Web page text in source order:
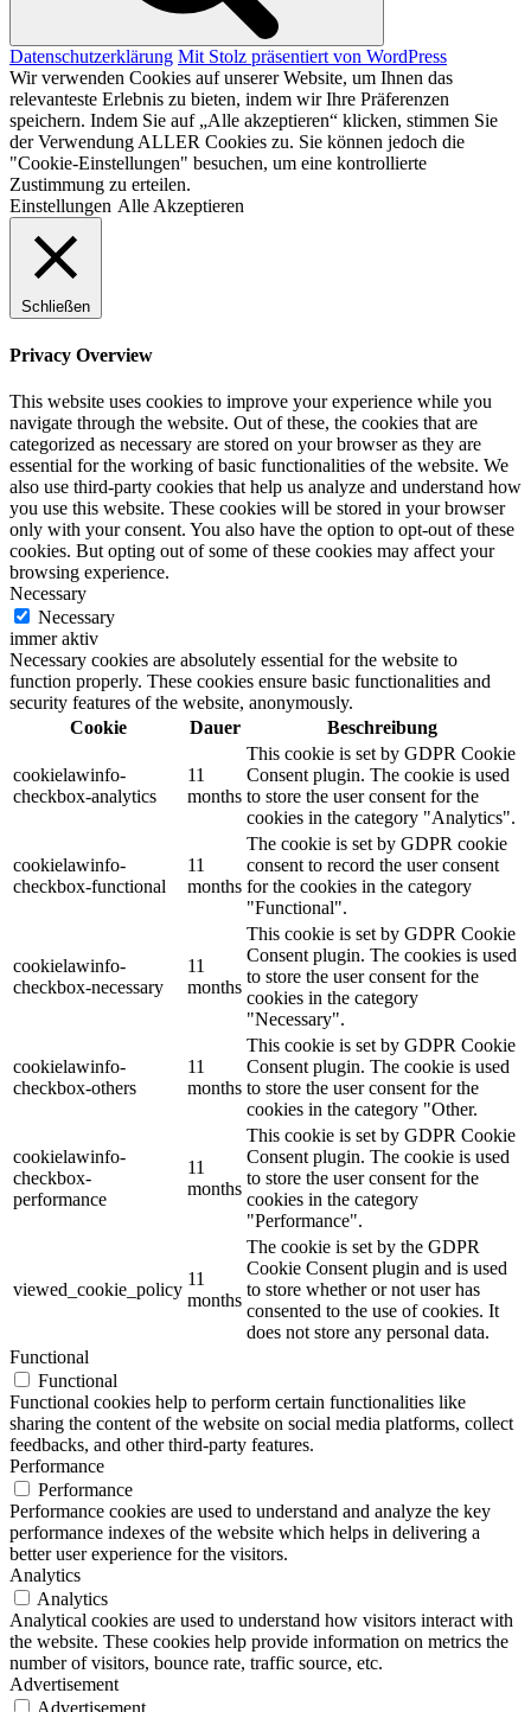
Datenschutzerklärung Mit Stolz präsentiert von WordPress
Wir verwenden Cookies auf unserer Website, um Ihnen das
relevanteste Erlebnis zu bieten, indem wir Ihre Präferenzen
speichern. Indem Sie auf „Alle akzeptieren“ klicken, stimmen Sie
der Verwendung ALLER Cookies zu. Sie können jedoch die
"Cookie-Einstellungen" besuchen, um eine kontrollierte
Zustimmung zu erteilen.
Einstellungen Alle Akzeptieren
Schließen
Privacy Overview
This website uses cookies to improve your experience while you
navigate through the website. Out of these, the cookies that are
categorized as necessary are stored on your browser as they are
essential for the working of basic functionalities of the website. We
also use third-party cookies that help us analyze and understand how
you use this website. These cookies will be stored in your browser
only with your consent. You also have the option to opt-out of these
cookies. But opting out of some of these cookies may affect your
browsing experience.
Necessary
Necessary
immer aktiv
Necessary cookies are absolutely essential for the website to
function properly. These cookies ensure basic functionalities and
security features of the website, anonymously.
Cookie
Dauer Beschreibung
cookielawinfo-
checkbox-analytics
11
months
This cookie is set by GDPR Cookie
Consent plugin. The cookie is used
to store the user consent for the
cookies in the category "Analytics".
cookielawinfo-
checkbox-functional
11
months
The cookie is set by GDPR cookie
consent to record the user consent
for the cookies in the category
"Functional".
cookielawinfo-
checkbox-necessary
11
months
This cookie is set by GDPR Cookie
Consent plugin. The cookies is used
to store the user consent for the
cookies in the category
"Necessary".
cookielawinfo-
checkbox-others
11
months
This cookie is set by GDPR Cookie
Consent plugin. The cookie is used
to store the user consent for the
cookies in the category "Other.
cookielawinfo-
checkbox-
performance
11
months
This cookie is set by GDPR Cookie
Consent plugin. The cookie is used
to store the user consent for the
cookies in the category
"Performance".
viewed_cookie_policy
11
months
The cookie is set by the GDPR
Cookie Consent plugin and is used
to store whether or not user has
consented to the use of cookies. It
does not store any personal data.
Functional
Functional
Functional cookies help to perform certain functionalities like
sharing the content of the website on social media platforms, collect
feedbacks, and other third-party features.
Performance
Performance
Performance cookies are used to understand and analyze the key
performance indexes of the website which helps in delivering a
better user experience for the visitors.
Analytics
Analytics
Analytical cookies are used to understand how visitors interact with
the website. These cookies help provide information on metrics the
number of visitors, bounce rate, traffic source, etc.
Advertisement
Advertisement